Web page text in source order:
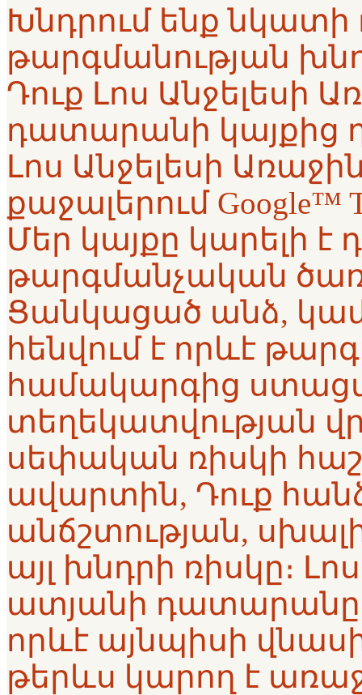
Խնդրում ենք նկատի
թարգմանության
Դուք Լոս Անջելեսի
դատարանի կայքից
Լոս Անջելեսի
քաջալերում Google™
Մեր կայքը կարելի է
թարգմանչական
Ցանկացած անձ, կամ
հենվում է որևէ
համակարգից
տեղեկատվության
սեփական ռիսկի
ավարտին, Դուք
անճշտության,
այլ խնդրի ռիսկը։
ատյանի
որևէ այնպիսի
թերևս կարող է